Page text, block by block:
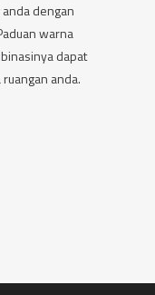
dengan
warna
dapat
anda.